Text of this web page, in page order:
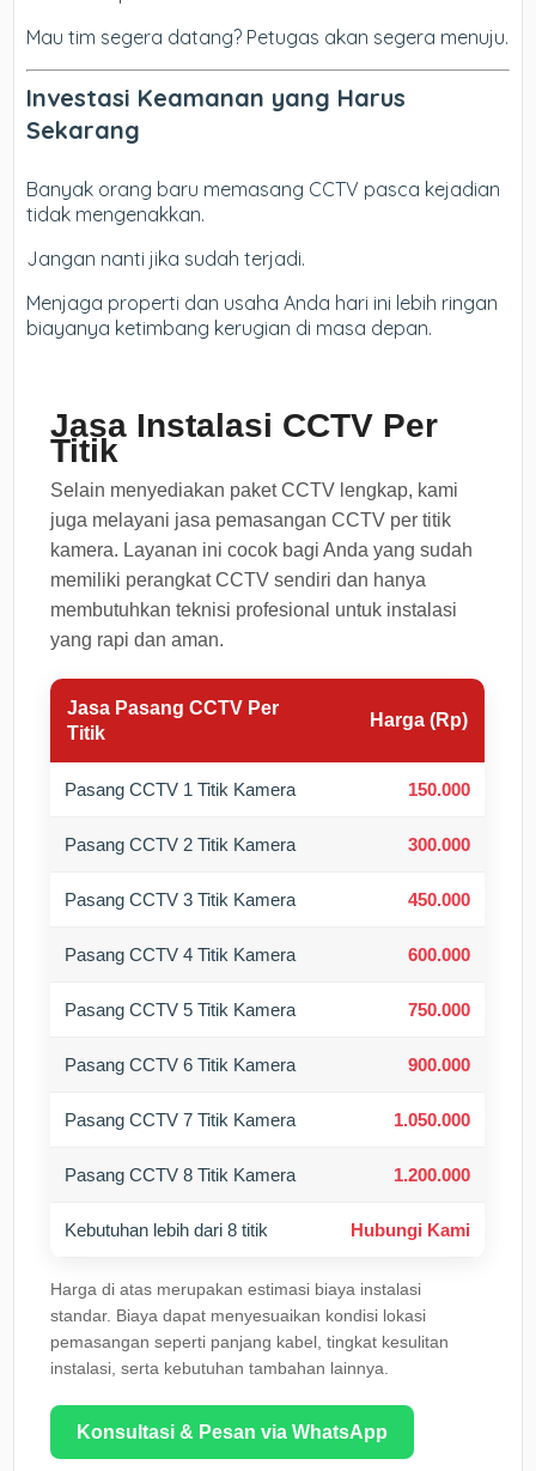
Mau tim segera datang? Petugas akan segera menuju.
Investasi Keamanan yang Harus
Sekarang
Banyak orang baru memasang CCTV pasca kejadian
tidak mengenakkan.
Jangan nanti jika sudah terjadi.
Menjaga properti dan usaha Anda hari ini lebih ringan
biayanya ketimbang kerugian di masa depan.
Jasa Instalasi CCTV Per
Titik
Selain menyediakan paket CCTV lengkap, kami
juga melayani jasa pemasangan CCTV per titik
kamera. Layanan ini cocok bagi Anda yang sudah
memiliki perangkat CCTV sendiri dan hanya
membutuhkan teknisi profesional untuk instalasi
yang rapi dan aman.
Jasa Pasang CCTV Per
Titik
Harga (Rp)
Pasang CCTV 1 Titik Kamera 150.000
Pasang CCTV 2 Titik Kamera 300.000
Pasang CCTV 3 Titik Kamera 450.000
Pasang CCTV 4 Titik Kamera 600.000
Pasang CCTV 5 Titik Kamera 750.000
Pasang CCTV 6 Titik Kamera 900.000
Pasang CCTV 7 Titik Kamera 1.050.000
Pasang CCTV 8 Titik Kamera 1.200.000
Kebutuhan lebih dari 8 titik Hubungi Kami
Harga di atas merupakan estimasi biaya instalasi
standar. Biaya dapat menyesuaikan kondisi lokasi
pemasangan seperti panjang kabel, tingkat kesulitan
instalasi, serta kebutuhan tambahan lainnya.
Konsultasi & Pesan via WhatsApp